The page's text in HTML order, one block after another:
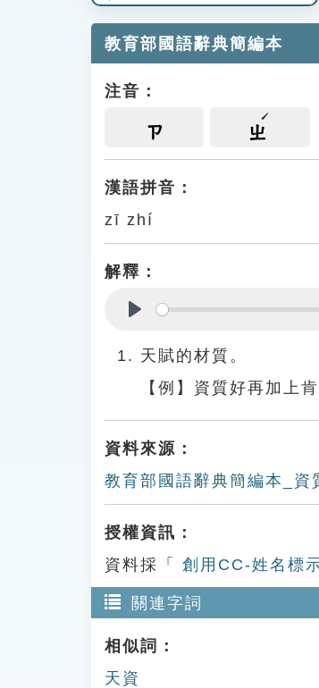
教育部國語辭典簡編本
注音：
ㄗ ㄓ
漢語拼音：
zī zhí
解釋：
天賦的材質。
【例】資質好再加上
資料來源：
教育部國語辭典簡編本_資
授權資訊：
資料採「
創用CC-姓名標
關連字詞
相似詞：
天資